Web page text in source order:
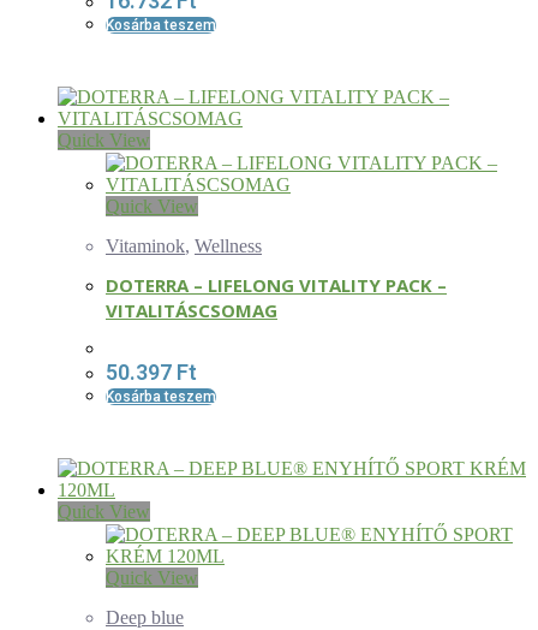
Kosárba teszem
Quick View
Quick View
Vitaminok, Wellness
DOTERRA – LIFELONG VITALITY PACK –
VITALITÁSCSOMAG
50.397 Ft
Kosárba teszem
Quick View
Quick View
Deep blue